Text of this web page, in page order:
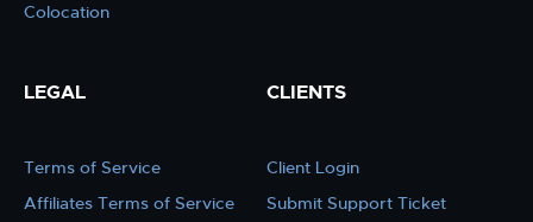
Colocation
LEGAL
Terms of Service
Affiliates Terms of Service
CLIENTS
Client Login
Submit Support Ticket